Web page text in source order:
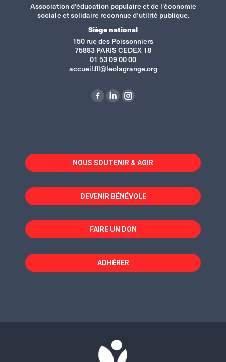
Association d'éducation populaire et de l'économie
sociale et solidaire reconnue d’utilité publique.
Siège national
150 rue des Poissonniers
75883 PARIS CEDEX 18
01 53 09 00 00
accueil.fll@leolagrange.org
La
dans
une
fenêtre
La
dans
une
fenêtre
La
dans
une
fenêtre
NOUS SOUTENIR & AGIR
DEVENIR BÉNÉVOLE
FAIRE UN DON
ADHÉRER